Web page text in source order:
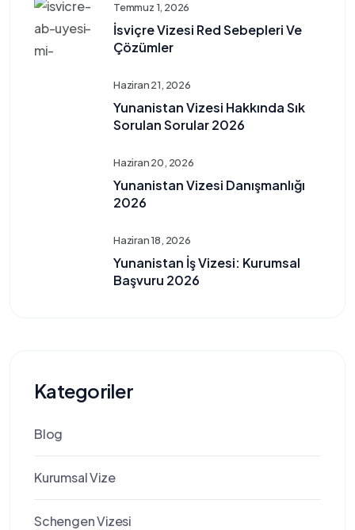
Temmuz 1, 2026
İsviçre Vizesi Red Sebepleri Ve
Çözümler
Haziran 21, 2026
Yunanistan Vizesi Hakkında Sık
Sorulan Sorular 2026
Haziran 20, 2026
Yunanistan Vizesi Danışmanlığı
2026
Haziran 18, 2026
Yunanistan İş Vizesi: Kurumsal
Başvuru 2026
Kategoriler
Blog
Kurumsal Vize
Schengen Vizesi